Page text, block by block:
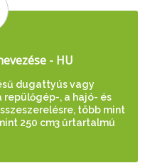
- HU
dugattyús vagy
, a hajó- és
több mint
250 cm3 űrtartalmú